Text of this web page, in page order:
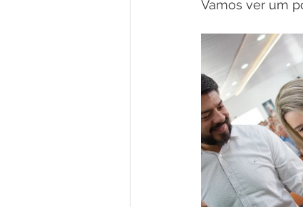
Vamos ver um